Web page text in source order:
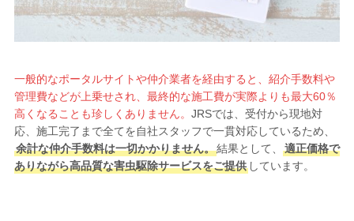
一般的なポータルサイトや仲介業者を経由すると、紹介手数料や
管理費などが上乗せされ、最終的な施工費が実際よりも最大60％
高くなることも珍しくありません。 JRSでは、受付から現地対
応、施工完了まで全てを自社スタッフで一貫対応しているため、
余計な仲介手数料は一切かかりません。結果として、
適正価格で
ありながら高品質な害虫駆除サービスをご提供しています。